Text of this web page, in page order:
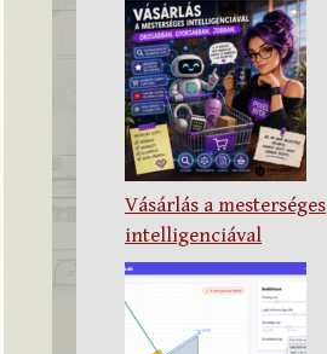
Vásárlás a mesterséges
intelligenciával